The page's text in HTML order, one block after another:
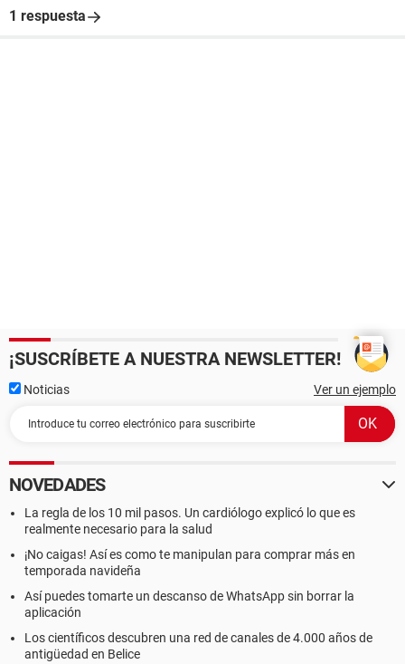
1 respuesta
¡SUSCRÍBETE A NUESTRA NEWSLETTER!
Noticias Ver un ejemplo
NOVEDADES
La regla de los 10 mil pasos. Un cardiólogo explicó lo que es
realmente necesario para la salud
¡No caigas! Así es como te manipulan para comprar más en
temporada navideña
Así puedes tomarte un descanso de WhatsApp sin borrar la
aplicación
Los científicos descubren una red de canales de 4.000 años de
antigüedad en Belice